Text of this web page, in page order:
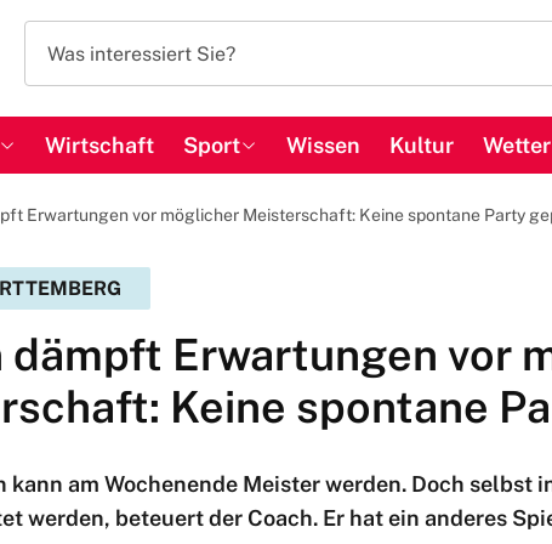
Wirtschaft Sport Wissen Kultur Wetter
Erwartungen vor möglicher Meisterschaft: Keine spontane Party
dämpft Erwartungen vor
Keine spontane
kann am Wochenende Meister werden. Doch selbst
werden, beteuert der Coach. Er hat ein anderes